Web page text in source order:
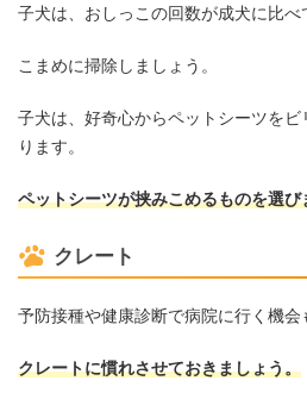
子犬は、おしっこの回数が成犬に比べ
こまめに掃除しましょう。
子犬は、好奇心からペットシーツを
ります。
ペットシーツが挟みこめるものを選び
クレート
予防接種や健康診断で病院に行く機会
クレートに慣れさせておきましょう。